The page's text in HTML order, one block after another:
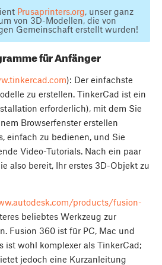
Prusaprinters.org, unser ganz
von 3D-Modellen, die von
Gemeinschaft erstellt wurden!
für Anfänger
): Der einfachste
zu erstellen. TinkerCad ist ein
erforderlich), mit dem Sie
Browserfenster erstellen
einfach zu bedienen, und Sie
Video-Tutorials. Nach ein paar
also bereit, Ihr erstes 3D-Objekt zu
products/fusion-
beliebtes Werkzeug zur
Fusion 360 ist für PC, Mac und
ist wohl komplexer als TinkerCad;
jedoch eine Kurzanleitung